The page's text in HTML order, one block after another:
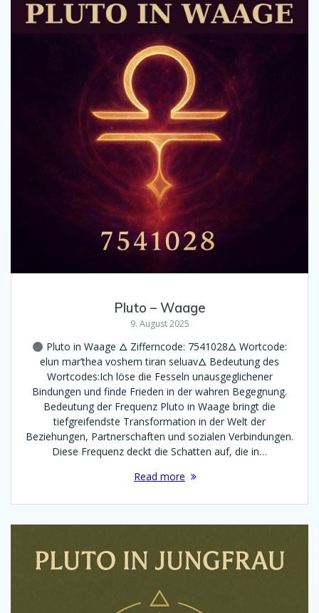
Pluto – Waage
9. August 2025
Pluto in Waage 🜂 Zifferncode: 7541028🜂 Wortcode:
elun mar’thea voshem tiran seluav🜂 Bedeutung des
Wortcodes:Ich löse die Fesseln unausgeglichener
Bindungen und finde Frieden in der wahren Begegnung.
Bedeutung der Frequenz Pluto in Waage bringt die
tiefgreifendste Transformation in der Welt der
Beziehungen, Partnerschaften und sozialen Verbindungen.
Diese Frequenz deckt die Schatten auf, die in…
Read more